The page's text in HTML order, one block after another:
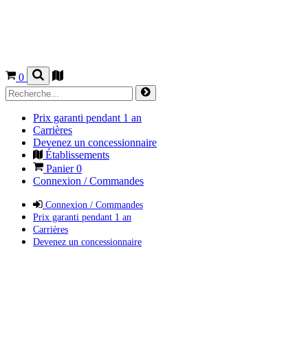
0
Prix garanti pendant 1 an
Carrières
Devenez un concessionnaire
Établissements
Panier0
Connexion / Commandes
Connexion / Commandes
Prix garanti pendant 1 an
Carrières
Devenez un concessionnaire